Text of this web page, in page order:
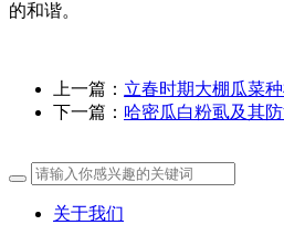
的和谐。
上一篇： 立春时期大棚瓜菜
下一篇： 哈密瓜白粉虱及其
关于我们